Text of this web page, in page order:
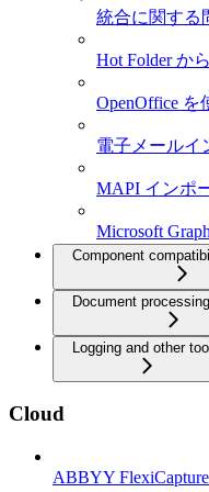
統合に関する
Hot Folder か
OpenOffice
電子メールイ
MAPI インポ
Microsoft
Component
Document
Logging and other
Cloud
ABBYY